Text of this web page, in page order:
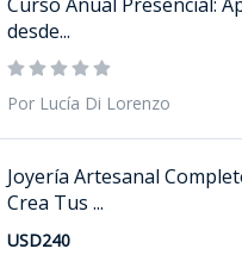
desde...
Por Lucía Di Lorenzo
Joyería Artesanal
Crea Tus ...
USD240